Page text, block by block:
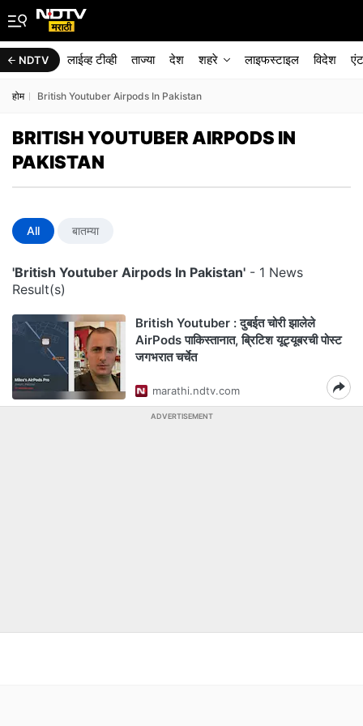
NDTV लाईव्ह टीव्ही ताज्या देश शहरे लाइफस्टाइल विदेश
होम British Youtuber Airpods In Pakistan
BRITISH YOUTUBER AIRPODS IN
PAKISTAN
All बातम्या
'British Youtuber Airpods In Pakistan' - 1 News
Result(s)
British Youtuber : दुबईत चोरी झालेले
AirPods पाकिस्तानात, ब्रिटिश यूट्यूबरची पोस्ट
जगभरात चर्चेत
marathi.ndtv.com
ADVERTISEMENT